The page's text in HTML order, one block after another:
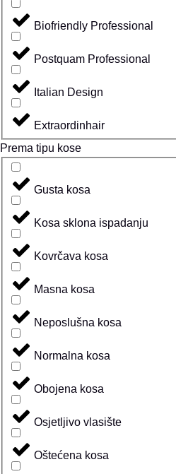
Biofriendly Professional
Postquam Professional
Italian Design
Extraordinhair
Prema tipu kose
Gusta kosa
Kosa sklona ispadanju
Kovrčava kosa
Masna kosa
Neposlušna kosa
Normalna kosa
Obojena kosa
Osjetljivo vlasište
Oštećena kosa